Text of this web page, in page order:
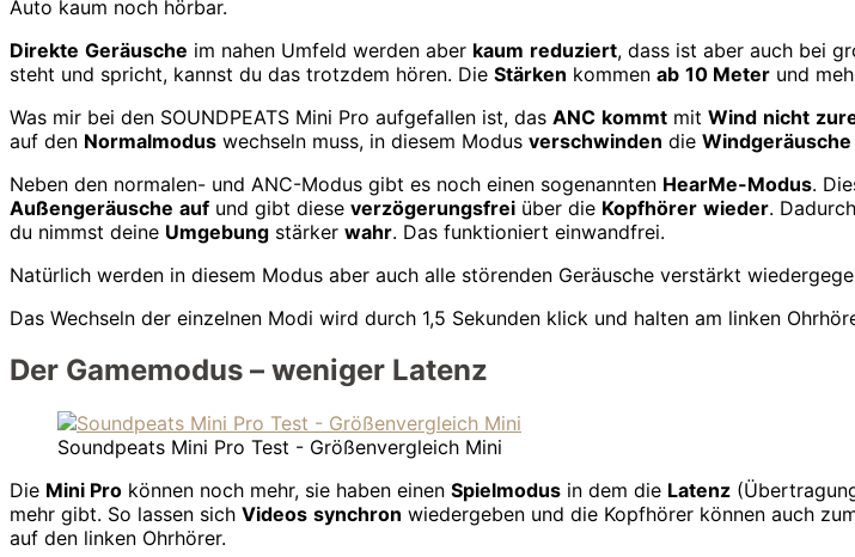
Auto kaum noch hörbar.
Direkte Geräusche im nahen Umfeld werden aber kaum reduziert, dass ist aber auch bei
steht und spricht, kannst du das trotzdem hören. Die Stärken kommen ab 10 Meter und
Was mir bei den SOUNDPEATS Mini Pro aufgefallen ist, das ANC kommt mit Wind nicht
auf den Normalmodus wechseln muss, in diesem Modus verschwinden die Windgeräusche
Neben den normalen- und ANC-Modus gibt es noch einen sogenannten HearMe-Modus.
Außengeräusche auf und gibt diese verzögerungsfrei über die Kopfhörer wieder.
du nimmst deine Umgebung stärker wahr. Das funktioniert einwandfrei.
Natürlich werden in diesem Modus aber auch alle störenden Geräusche verstärkt
Das Wechseln der einzelnen Modi wird durch 1,5 Sekunden klick und halten am linken
Der Gamemodus – weniger Latenz
Soundpeats Mini Pro Test - Größenvergleich Mini
Die Mini Pro können noch mehr, sie haben einen Spielmodus in dem die Latenz
mehr gibt. So lassen sich Videos synchron wiedergeben und die Kopfhörer können auch
auf den linken Ohrhörer.